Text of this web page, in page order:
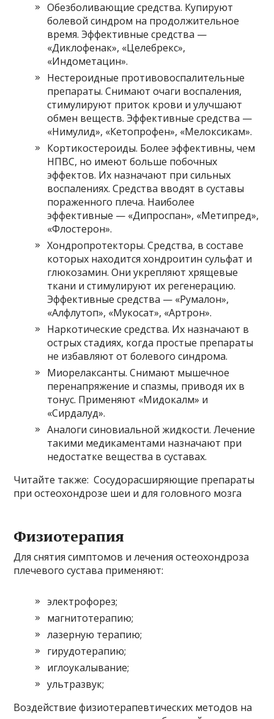
Обезболивающие средства. Купируют
болевой синдром на продолжительное
время. Эффективные средства —
«Диклофенак», «Целебрекс»,
«Индометацин».
Нестероидные противовоспалительные
препараты. Снимают очаги воспаления,
стимулируют приток крови и улучшают
обмен веществ. Эффективные средства —
«Нимулид», «Кетопрофен», «Мелоксикам».
Кортикостероиды. Более эффективны, чем
НПВС, но имеют больше побочных
эффектов. Их назначают при сильных
воспалениях. Средства вводят в суставы
пораженного плеча. Наиболее
эффективные — «Дипроспан», «Метипред»,
«Флостерон».
Хондропротекторы. Средства, в составе
которых находится хондроитин сульфат и
глюкозамин. Они укрепляют хрящевые
ткани и стимулируют их регенерацию.
Эффективные средства — «Румалон»,
«Алфлутоп», «Мукосат», «Артрон».
Наркотические средства. Их назначают в
острых стадиях, когда простые препараты
не избавляют от болевого синдрома.
Миорелаксанты. Снимают мышечное
перенапряжение и спазмы, приводя их в
тонус. Применяют «Мидокалм» и
«Сирдалуд».
Аналоги синовиальной жидкости. Лечение
такими медикаментами назначают при
недостатке вещества в суставах.
Читайте также: Сосудорасширяющие препараты
при остеохондрозе шеи и для головного мозга
Физиотерапия
Для снятия симптомов и лечения остеохондроза
плечевого сустава применяют:
электрофорез;
магнитотерапию;
лазерную терапию;
гирудотерапию;
иглоукалывание;
ультразвук;
Воздействие физиотерапевтических методов на